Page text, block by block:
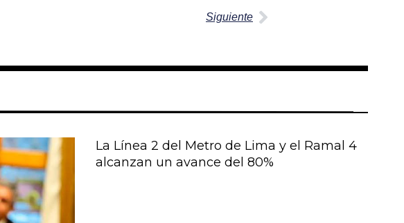
Siguiente
La Línea 2 del Metro de Lima y el Ramal 4
alcanzan un avance del 80%